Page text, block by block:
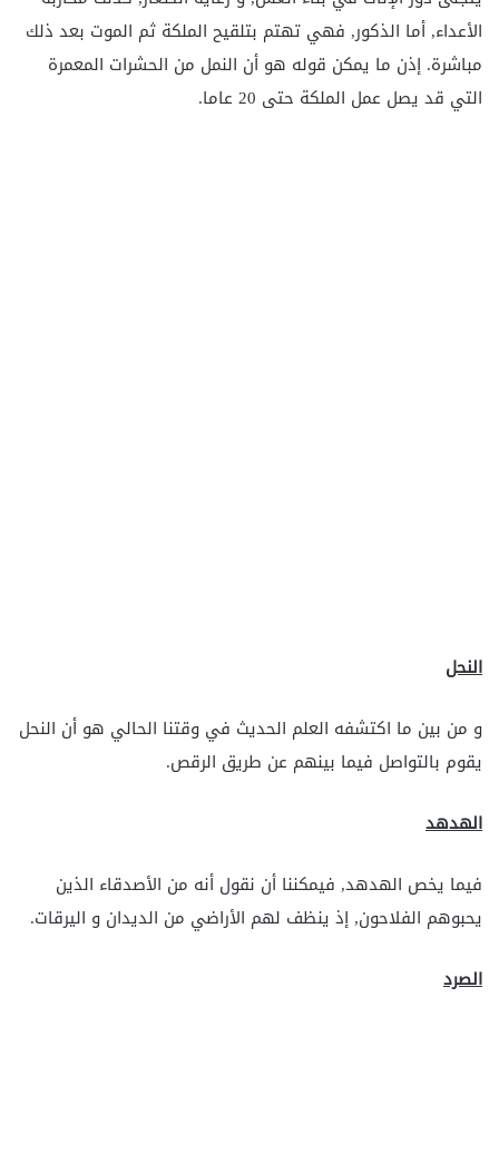
الأعداء, أما الذكور, فهي تهتم بتلقيح الملكة ثم الموت بعد ذلك
مباشرة. إذن ما يمكن قوله هو أن النمل من الحشرات المعمرة
التي قد يصل عمل الملكة حتى 20 عاما.
النحل
و من بين ما اكتشفه العلم الحديث في وقتنا الحالي هو أن النحل
يقوم بالتواصل فيما بينهم عن طريق الرقص.
الهدهد
فيما يخص الهدهد, فيمكننا أن نقول أنه من الأصدقاء الذين
يحبوهم الفلاحون, إذ ينظف لهم الأراضي من الديدان و اليرقات.
الصرد